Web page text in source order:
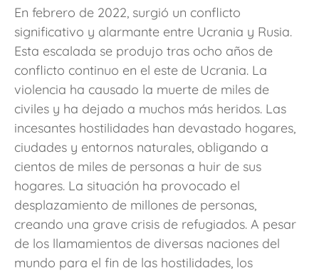
En febrero de 2022, surgió un conflicto
significativo y alarmante entre Ucrania y Rusia.
Esta escalada se produjo tras ocho años de
conflicto continuo en el este de Ucrania. La
violencia ha causado la muerte de miles de
civiles y ha dejado a muchos más heridos. Las
incesantes hostilidades han devastado hogares,
ciudades y entornos naturales, obligando a
cientos de miles de personas a huir de sus
hogares. La situación ha provocado el
desplazamiento de millones de personas,
creando una grave crisis de refugiados. A pesar
de los llamamientos de diversas naciones del
mundo para el fin de las hostilidades, los